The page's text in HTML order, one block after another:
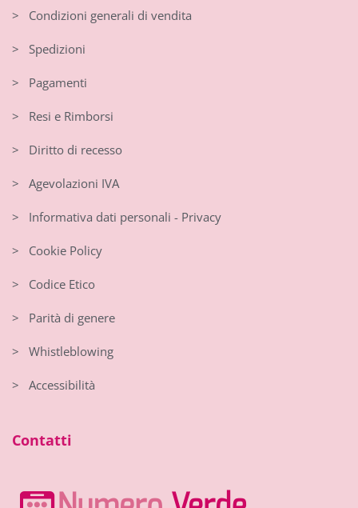
> Condizioni generali di vendita
> Spedizioni
> Pagamenti
> Resi e Rimborsi
> Diritto di recesso
> Agevolazioni IVA
> Informativa dati personali - Privacy
> Cookie Policy
> Codice Etico
> Parità di genere
> Whistleblowing
> Accessibilità
Contatti